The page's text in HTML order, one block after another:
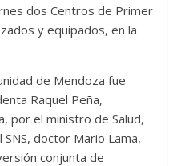
dos Centros de Primer
y equipados, en la
de Mendoza fue
Raquel Peña,
por el ministro de Salud,
doctor Mario Lama,
conjunta de